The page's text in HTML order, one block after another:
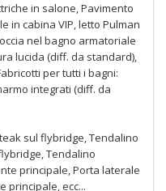
in salone, Pavimento
in cabina VIP, letto Pulman
nel bagno armatoriale
lucida (diff. da standard),
per tutti i bagni:
integrati (diff. da
teak sul flybridge, Tendalino
Tendalino
principale, Porta laterale
principale, ecc...